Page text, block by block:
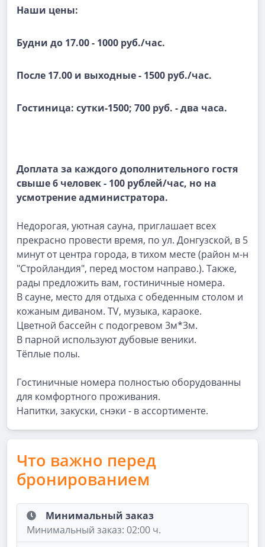
Наши цены:
Будни до 17.00 - 1000 руб./час.
После 17.00 и выходные - 1500 руб./час.
Гостиница: сутки-1500; 700 руб. - два часа.
Доплата за каждого дополнительного гостя
свыше 6 человек - 100 рублей/час, но на
усмотрение администратора.
Недорогая, уютная сауна, приглашает всех
прекрасно провести время, по ул. Донгузской, в 5
минут от центра города, в тихом месте (район м-н
"Стройландия", перед мостом направо.). Также,
рады предложить вам, гостиничные номера.
В сауне, место для отдыха с обеденным столом и
кожаным диваном. TV, музыка, караоке.
Цветной бассейн с подогревом 3м*3м.
В парной используют дубовые веники.
Тёплые полы.
Гостиничные номера полностью оборудованны
для комфортного проживания.
Напитки, закуски, снэки - в ассортименте.
Что важно перед
бронированием
Минимальный заказ
Минимальный заказ: 02:00 ч.